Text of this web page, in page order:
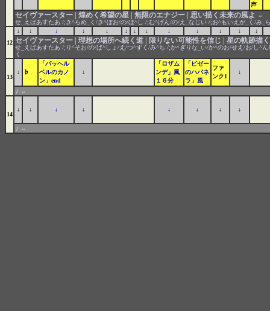
声
セイヴァースター | 煌めく希望の星 | 無限のエナジー | 思い描く未来の風よ
⇔
せ_えばあすたあ /;き^らめ_く/き^ぼお/の/ほ^し /;む^げん/の/え_なじい /;お^もいえが_く/み_
12
↓ ↓ ↓ ↓ ↓ ↓ ↓ ↓ ↓ ↓ ↓ ↓ ↓
セイヴァースター | 理想の場所へ続く道 | 限りない可能性を信じ | 星の軌跡描く
せ_えばあすたあ /;り^そお/の/ば^しょ/え/つ^ずく/み^ち /;か^ぎりな_い/か^のお/せえ/お/し^
く
13
↓ ♭
「パッヘル
ベルのカノ
ン」end
↓
「ロザム
ンデ」風
１６分
「ビゼー
のハバネ
ラ」風
ファ
ンク1
↓
♪ ⇔
14
↓ ↓ ↓ ↓ ↓ ↓ ↓ ↓
♪ ⇔